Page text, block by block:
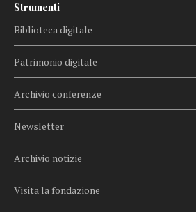
Strumenti
Biblioteca digitale
Patrimonio digitale
Archivio conferenze
Newsletter
Archivio notizie
Visita la fondazione